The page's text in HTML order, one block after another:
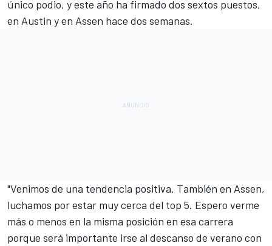
único podio, y este año ha firmado dos sextos puestos,
en Austin y en Assen hace dos semanas.
"Venimos de una tendencia positiva. También en Assen,
luchamos por estar muy cerca del top 5. Espero verme
más o menos en la misma posición en esa carrera
porque será importante irse al descanso de verano con